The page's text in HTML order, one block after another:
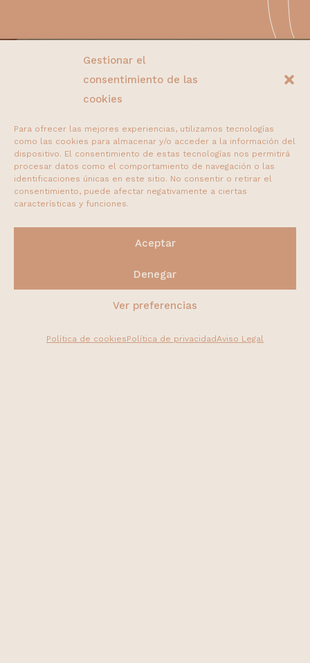
Gestionar el
consentimiento de las
cookies
Para ofrecer las mejores experiencias, utilizamos tecnologías
como las cookies para almacenar y/o acceder a la información del
dispositivo. El consentimiento de estas tecnologías nos permitirá
procesar datos como el comportamiento de navegación o las
identificaciones únicas en este sitio. No consentir o retirar el
consentimiento, puede afectar negativamente a ciertas
características y funciones.
Aceptar
Denegar
Ver preferencias
Política de cookiesPolítica de privacidadAviso Legal
varices
arañas vasculares
dolor pélvico
lipedema